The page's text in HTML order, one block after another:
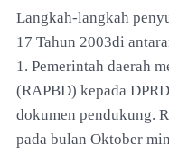
Langkah-langkah
17 Tahun 2003di
1. Pemerintah daerah
(RAPBD) kepada
dokumen pendukung.
pada bulan Oktober